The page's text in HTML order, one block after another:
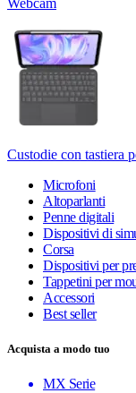
Custodie con tastiera
Microfoni
Altoparlanti
Penne digitali
Dispositivi di
Corsa
Dispositivi per
Tappetini per
Accessori
Best seller
Acquista a modo tuo
MX Serie